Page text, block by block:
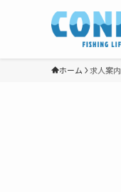
ホーム 求人案内